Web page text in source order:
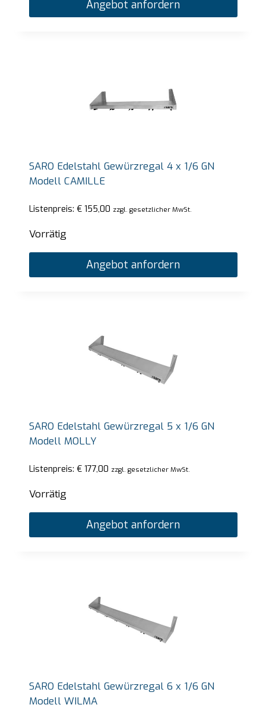
Angebot anfordern
SARO Edelstahl Gewürzregal 4 x 1/6 GN
Modell CAMILLE
Listenpreis: €155,00 zzgl. gesetzlicher MwSt.
Vorrätig
Angebot anfordern
SARO Edelstahl Gewürzregal 5 x 1/6 GN
Modell MOLLY
Listenpreis: €177,00 zzgl. gesetzlicher MwSt.
Vorrätig
Angebot anfordern
SARO Edelstahl Gewürzregal 6 x 1/6 GN
Modell WILMA